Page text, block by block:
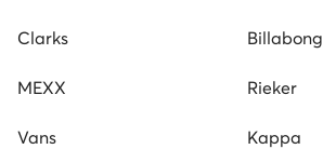
Clarks Billabong
MEXX Rieker
Vans Kappa